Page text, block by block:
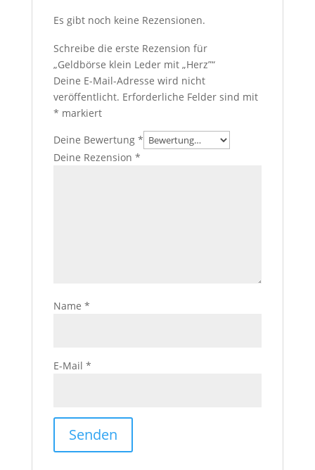
Es gibt noch keine Rezensionen.
Schreibe die erste Rezension für
„Geldbörse klein Leder mit „Herz”“
Deine E-Mail-Adresse wird nicht
veröffentlicht. Erforderliche Felder sind mit
* markiert
Deine Bewertung *
Deine Rezension *
Name *
E-Mail *